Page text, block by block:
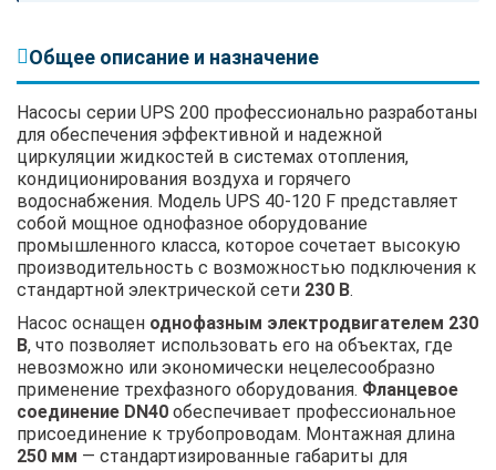
Общее описание и назначение
Насосы серии UPS 200 профессионально разработаны
для обеспечения эффективной и надежной
циркуляции жидкостей в системах отопления,
кондиционирования воздуха и горячего
водоснабжения. Модель UPS 40-120 F представляет
собой мощное однофазное оборудование
промышленного класса, которое сочетает высокую
производительность с возможностью подключения к
стандартной электрической сети 230 В.
Насос оснащен однофазным электродвигателем 230
В, что позволяет использовать его на объектах, где
невозможно или экономически нецелесообразно
применение трехфазного оборудования. Фланцевое
соединение DN40 обеспечивает профессиональное
присоединение к трубопроводам. Монтажная длина
250 мм — стандартизированные габариты для